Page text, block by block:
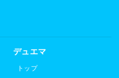
デュエマ
トップ